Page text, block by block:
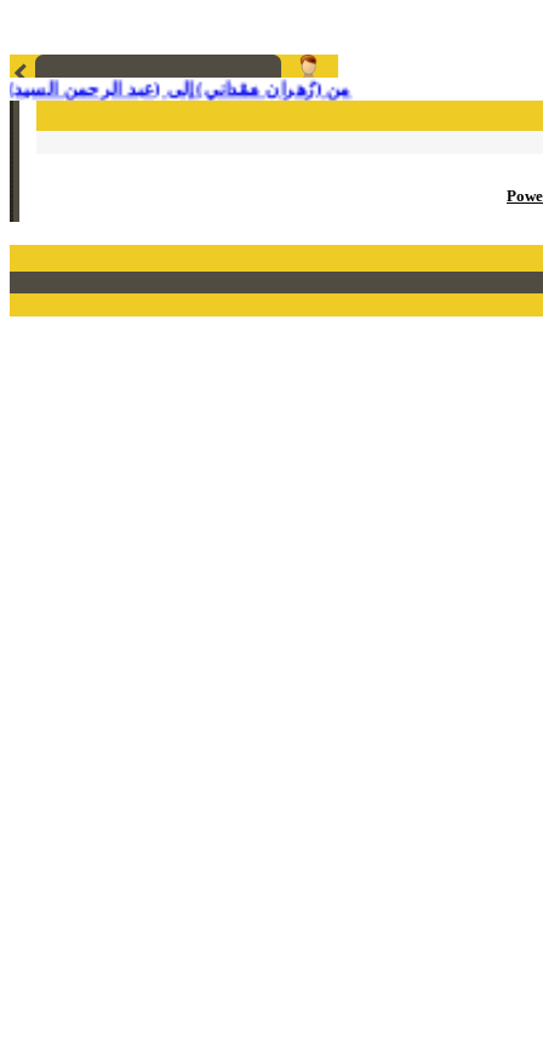
من (زُهران مَمْداني) إلى (عبد الرحمن السيد)!